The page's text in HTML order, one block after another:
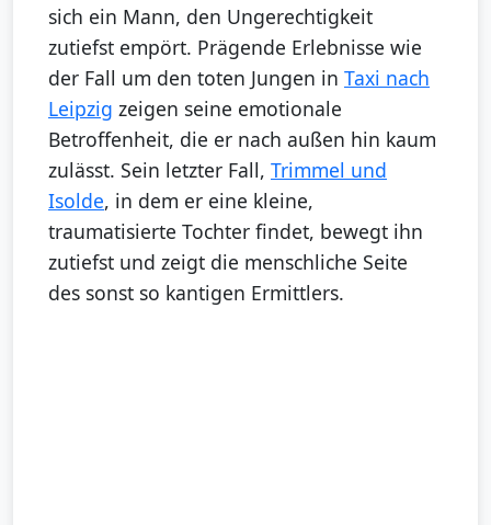
sich ein Mann, den Ungerechtigkeit
zutiefst empört. Prägende Erlebnisse wie
der Fall um den toten Jungen in Taxi nach
Leipzig zeigen seine emotionale
Betroffenheit, die er nach außen hin kaum
zulässt. Sein letzter Fall, Trimmel und
Isolde, in dem er eine kleine,
traumatisierte Tochter findet, bewegt ihn
zutiefst und zeigt die menschliche Seite
des sonst so kantigen Ermittlers.